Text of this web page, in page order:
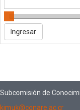
Subcomisión de
kimuk@conare.ac.cr